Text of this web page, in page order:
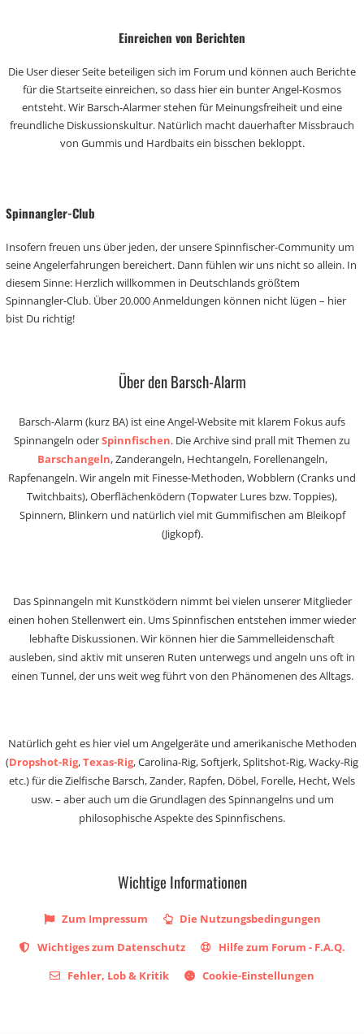
Einreichen von Berichten
Die User dieser Seite beteiligen sich im Forum und können auch Berichte
für die Startseite einreichen, so dass hier ein bunter Angel-Kosmos
entsteht. Wir Barsch-Alarmer stehen für Meinungsfreiheit und eine
freundliche Diskussionskultur. Natürlich macht dauerhafter Missbrauch
von Gummis und Hardbaits ein bisschen bekloppt.
Spinnangler-Club
Insofern freuen uns über jeden, der unsere Spinnfischer-Community um
seine Angelerfahrungen bereichert. Dann fühlen wir uns nicht so allein. In
diesem Sinne: Herzlich willkommen in Deutschlands größtem
Spinnangler-Club. Über 20.000 Anmeldungen können nicht lügen – hier
bist Du richtig!
Über den Barsch-Alarm
Barsch-Alarm (kurz BA) ist eine Angel-Website mit klarem Fokus aufs
Spinnangeln oderSpinnfischen. Die Archive sind prall mit Themen zu
Barschangeln, Zanderangeln, Hechtangeln, Forellenangeln,
Rapfenangeln. Wir angeln mit Finesse-Methoden, Wobblern (Cranks und
Twitchbaits), Oberflächenködern (Topwater Lures bzw. Toppies),
Spinnern, Blinkern und natürlich viel mit Gummifischen am Bleikopf
(Jigkopf).
Das Spinnangeln mit Kunstködern nimmt bei vielen unserer Mitglieder
einen hohen Stellenwert ein. Ums Spinnfischen entstehen immer wieder
lebhafte Diskussionen. Wir können hier die Sammelleidenschaft
ausleben, sind aktiv mit unseren Ruten unterwegs und angeln uns oft in
einen Tunnel, der uns weit weg führt von den Phänomenen des Alltags.
Natürlich geht es hier viel um Angelgeräte und amerikanische Methoden
(Dropshot-Rig,Texas-Rig, Carolina-Rig, Softjerk, Splitshot-Rig, Wacky-Rig
etc.) für die Zielfische Barsch, Zander, Rapfen, Döbel, Forelle, Hecht, Wels
usw. – aber auch um die Grundlagen des Spinnangelns und um
philosophische Aspekte des Spinnfischens.
Wichtige Informationen
Zum Impressum
Die Nutzungsbedingungen
Wichtiges zum Datenschutz
Hilfe zum Forum - F.A.Q.
Fehler, Lob & Kritik
Cookie-Einstellungen